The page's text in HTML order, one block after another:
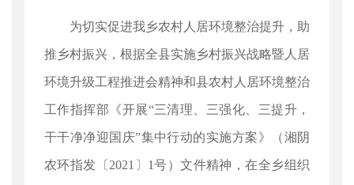
为切实促进我乡农村人居环境整治提升，助
推乡村振兴，根据全县实施乡村振兴战略暨人居
环境升级工程推进会精神和县农村人居环境整治
工作指挥部《开展“三清理、三强化、三提升，
干干净净迎国庆”集中行动的实施方案》（湘阴
农环指发〔2021〕1号）文件精神，在全乡组织